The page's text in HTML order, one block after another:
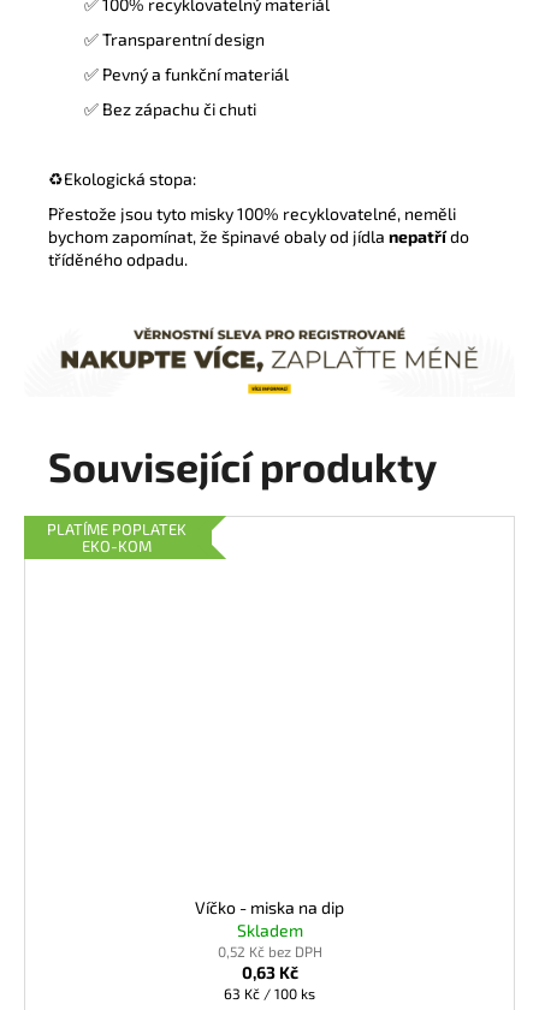
✅ Transparentní design
✅ Pevný a funkční materiál
✅ Bez zápachu či chuti
♻️Ekologická stopa:
Přestože jsou tyto misky 100% recyklovatelné, neměli
bychom zapomínat, že špinavé obaly od jídla nepatřído
tříděného odpadu.
Související produkty
PLATÍME POPLATEK
EKO-KOM
Víčko - miska na dip
Skladem
0,52 Kč bez DPH
0,63 Kč
Měrná
63 Kč / 100 ks